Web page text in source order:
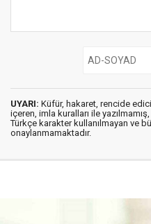
UYARI: Küfür, hakaret, rencide
içeren, imla kuralları ile yazılmamış,
Türkçe karakter kullanılmayan ve
onaylanmamaktadır.